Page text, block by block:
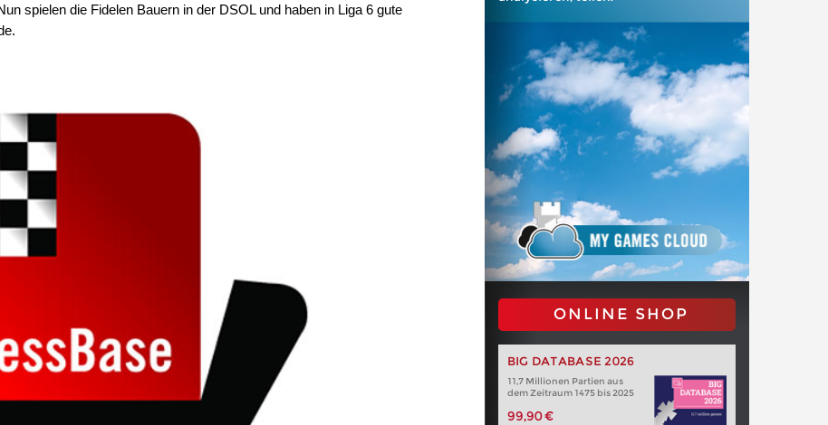
spielen die Fidelen Bauern in der DSOL und haben in Liga 6 gute
ONLINE SHOP
BIG DATABASE 2026
11,7 Millionen Partien aus
dem Zeitraum 1475 bis 2025
99,90 €